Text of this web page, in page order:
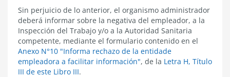
Sin perjuicio de lo anterior, el organismo administrador
deberá informar sobre la negativa del empleador, a la
Inspección del Trabajo y/o a la Autoridad Sanitaria
competente, mediante el formulario contenido en el
Anexo N°10 "Informa rechazo de la entidade
empleadora a facilitar información", de la Letra H, Título
III de este Libro III.